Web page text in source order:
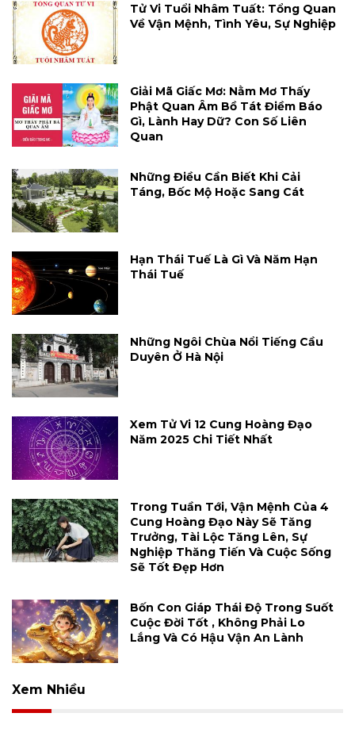
Tử Vi Tuổi Nhâm Tuất: Tổng Quan
Về Vận Mệnh, Tình Yêu, Sự Nghiệp
Giải Mã Giấc Mơ: Nằm Mơ Thấy
Phật Quan Âm Bồ Tát Điềm Báo
Gì, Lành Hay Dữ? Con Số Liên
Quan
Những Điều Cần Biết Khi Cải
Táng, Bốc Mộ Hoặc Sang Cát
Hạn Thái Tuế Là Gì Và Năm Hạn
Thái Tuế
Những Ngôi Chùa Nổi Tiếng Cầu
Duyên Ở Hà Nội
Xem Tử Vi 12 Cung Hoàng Đạo
Năm 2025 Chi Tiết Nhất
Trong Tuần Tới, Vận Mệnh Của 4
Cung Hoàng Đạo Này Sẽ Tăng
Trưởng, Tài Lộc Tăng Lên, Sự
Nghiệp Thăng Tiến Và Cuộc Sống
Sẽ Tốt Đẹp Hơn
Bốn Con Giáp Thái Độ Trong Suốt
Cuộc Đời Tốt , Không Phải Lo
Lắng Và Có Hậu Vận An Lành
Xem Nhiều